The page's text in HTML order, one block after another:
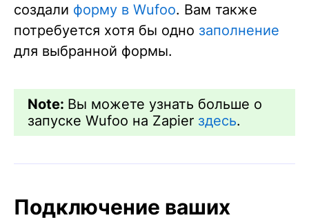
создали форму в Wufoo. Вам также
потребуется хотя бы одно заполнение
для выбранной формы.
Note: Вы можете узнать больше о
запуске Wufoo на Zapier здесь.
Подключение ваших